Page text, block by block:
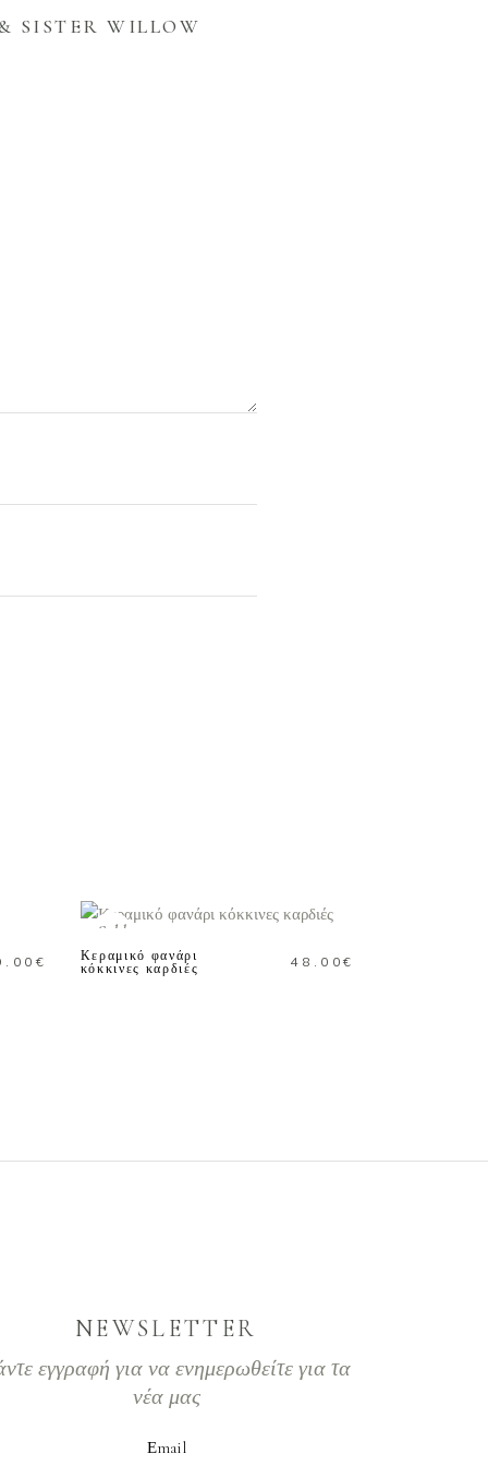
WILLOW
€
Sold
Κεραμικό φανάρι
κόκκινες καρδιές
48.00€
NEWSLETTER
εγγραφή για να ενημερωθείτε για τα
νέα μας
Εmail